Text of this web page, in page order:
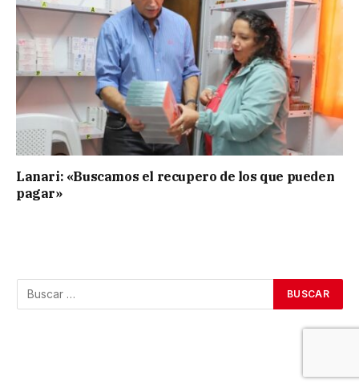
Lanari: «Buscamos el recupero de los que pueden
pagar»